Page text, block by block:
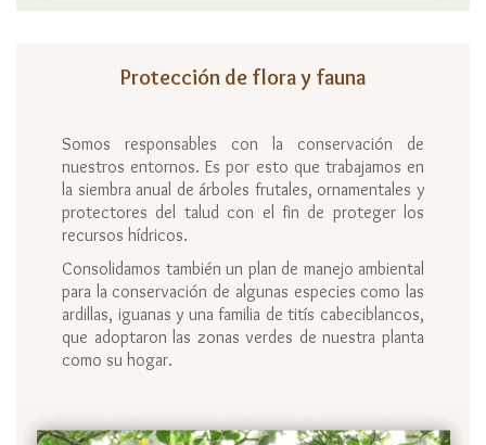
Protección de flora y fauna
Somos responsables con la conservación de
nuestros entornos. Es por esto que trabajamos en
la siembra anual de árboles frutales, ornamentales y
protectores del talud con el fin de proteger los
recursos hídricos.
Consolidamos también un plan de manejo ambiental
para la conservación de algunas especies como las
ardillas, iguanas y una familia de titís cabeciblancos,
que adoptaron las zonas verdes de nuestra planta
como su hogar.